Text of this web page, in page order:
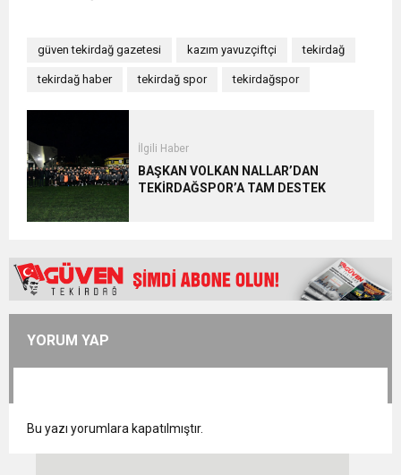
güven tekirdağ gazetesi kazım yavuzçiftçi tekirdağ
tekirdağ haber tekirdağ spor tekirdağspor
İlgili Haber
BAŞKAN VOLKAN NALLAR’DAN
TEKİRDAĞSPOR’A TAM DESTEK
YORUM YAP
Bu yazı yorumlara kapatılmıştır.